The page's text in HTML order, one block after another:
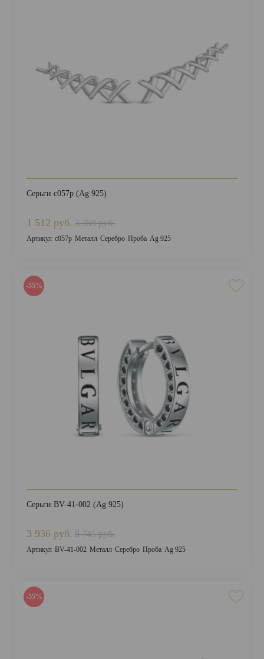
Серьги с057р (Ag 925)
1 512 руб. 3 359 руб.
Артикул с057р Металл Серебро Проба Ag 925
-55%
Серьги BV-41-002 (Ag 925)
3 936 руб. 8 745 руб.
Артикул BV-41-002 Металл Серебро Проба Ag 925
-55%